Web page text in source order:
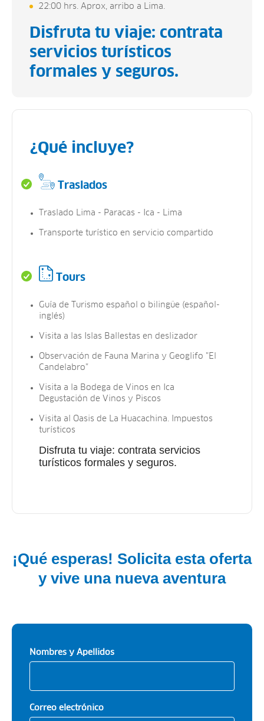
22:00 hrs. Aprox, arribo a Lima.
Disfruta tu viaje: contrata
servicios turísticos
formales y seguros.
¿Qué incluye?
Traslados
Traslado Lima - Paracas - Ica - Lima
Transporte turístico en servicio compartido
Tours
Guía de Turismo español o bilingüe (español-
inglés)
Visita a las Islas Ballestas en deslizador
Observación de Fauna Marina y Geoglifo "El
Candelabro"
Visita a la Bodega de Vinos en Ica
Degustación de Vinos y Piscos
Visita al Oasis de La Huacachina. Impuestos
turísticos
Disfruta tu viaje: contrata servicios
turísticos formales y seguros.
¡Qué esperas! Solicita esta oferta
y vive una nueva aventura
Nombres y Apellidos
Correo electrónico